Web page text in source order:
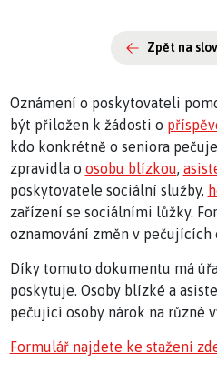
Zpět na
Oznámení o poskytovateli
být přiložen k žádosti o
kdo konkrétně o seniora
zpravidla o osobu blízkou,
poskytovatele sociální služby,
zařízení se sociálními lůžky.
oznamování změn v pečujících
Díky tomuto dokumentu má
poskytuje. Osoby blízké a
pečující osoby nárok na různé
Formulář najdete ke stažení